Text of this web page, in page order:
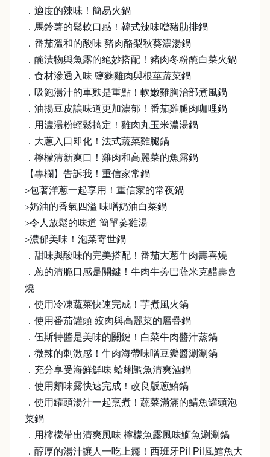
．適度的辣味！簡易火鍋
．馬鈴薯的鬆軟口感！韓式辣味噌豬肋排鍋
．番茄溫和的酸味 豬肉酪梨秋葵濃湯鍋
．醃漬物與魚露的絕妙搭配！豬肉冬粉醃白菜火鍋
．食材滲透入味 鹽麴雞肉與根莖蔬菜鍋
．吸飽湯汁的車麩是重點！軟嫩雞胸治部煮風鍋
．油揚豆皮讓味道更加濃郁！番茄雞腿肉咖哩鍋
．用濃湯粉輕鬆搞定！雞肉丸玉米濃湯鍋
．大蔥入口即化！法式蔬菜雞腿鍋
．檸檬清新爽口！雞肉和高麗菜的魚露鍋
【專欄】告訴我！重信家常鍋
▹包著洋蔥一起享用！重信家的常夜鍋
▹奶油的香氣四溢 味噌奶油白菜鍋
▹令人放鬆的味道 簡單蔘雞湯
▹濃郁美味！泡菜寄世鍋
．甜味與酸味的完美搭配！番茄大蔥牛肉壽喜燒
．蔥的清脆口感是關鍵！牛肉牛蒡巴薩米克醋壽喜
燒
．使用冷凍蔬菜快速完成！芋煮風火鍋
．使用番茄罐頭 絞肉與高麗菜的層疊鍋
．伍斯特醬是美味的關鍵！白菜牛肉醬汁蒸鍋
．微辣的刺激感！牛肉海帶味噌豆瓣醬涮涮鍋
．充分享受海鮮鮮味 蛤蜊鯛魚清爽酒鍋
．使用麵味露快速完成！改良版蔥鮪鍋
．使用罐頭湯汁一起烹煮！蔬菜滿滿的鯖魚罐頭泡
菜鍋
．用檸檬帶出清爽風味 檸檬魚露風味鰤魚涮涮鍋
．醇厚的湯汁讓人一吃上癮！西班牙Pil Pil風鱈魚大